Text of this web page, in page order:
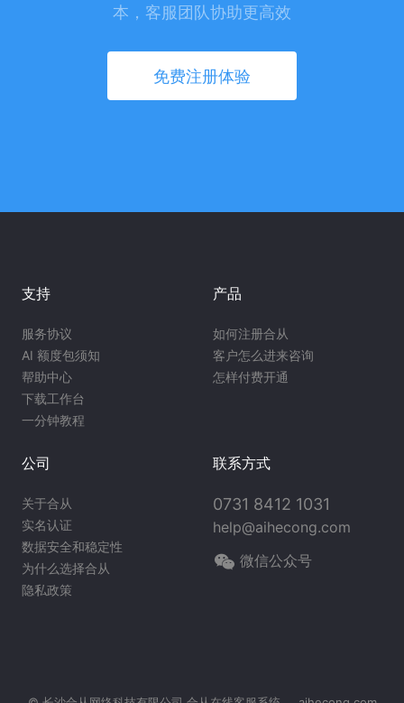
本，客服团队协助更高效
免费注册体验
支持
服务协议
AI 额度包须知
帮助中心
下载工作台
一分钟教程
产品
如何注册合从
客户怎么进来咨询
怎样付费开通
公司
关于合从
实名认证
数据安全和稳定性
为什么选择合从
隐私政策
联系方式
0731 8412 1031
help@aihecong.com
微信公众号